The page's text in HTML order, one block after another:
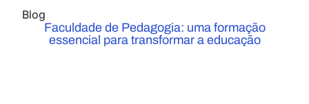
Blog
Faculdade de Pedagogia: uma formação
essencial para transformar a educação